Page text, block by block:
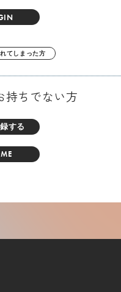
てしまった方
持ちでない方
する